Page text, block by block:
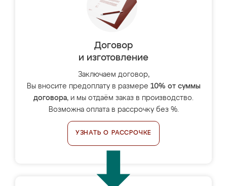
Договор
и изготовление
Заключаем договор,
Вы вносите предоплату в размере 10% от суммы
договора, и мы отдаём заказ в производство.
Возможна оплата в рассрочку без %.
УЗНАТЬ О РАССРОЧКЕ